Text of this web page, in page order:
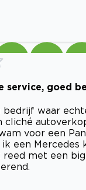
service, goed
bedrijf waar
cliché
voor een
een Mercedes
reed met een